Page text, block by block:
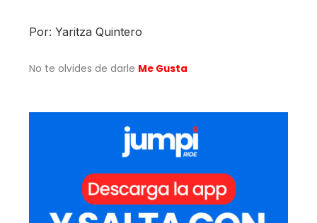
Por: Yaritza Quintero
No te olvides de darle Me Gusta